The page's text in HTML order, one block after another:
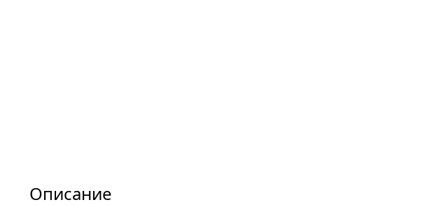
Описание